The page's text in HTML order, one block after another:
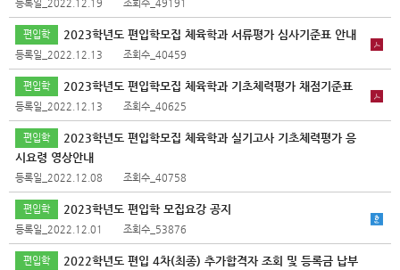
등록일_2022.12.19 조회수_49191
편입학 2023학년도 편입학모집 체육학과 서류평가 심사기준표 안내
등록일_2022.12.13 조회수_40459
편입학 2023학년도 편입학모집 체육학과 기초체력평가 채점기준표
등록일_2022.12.13 조회수_40625
편입학
2023학년도 편입학모집 체육학과 실기고사 기초체력평가 응
시요령 영상안내
등록일_2022.12.08 조회수_40758
편입학 2023학년도 편입학 모집요강 공지
등록일_2022.12.01 조회수_53876
편입학
2022학년도 편입 4차(최종) 추가합격자 조회 및 등록금 납부